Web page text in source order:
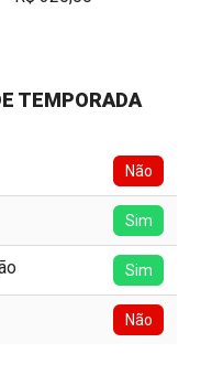
TEMPORADA
Não
Sim
Sim
Não